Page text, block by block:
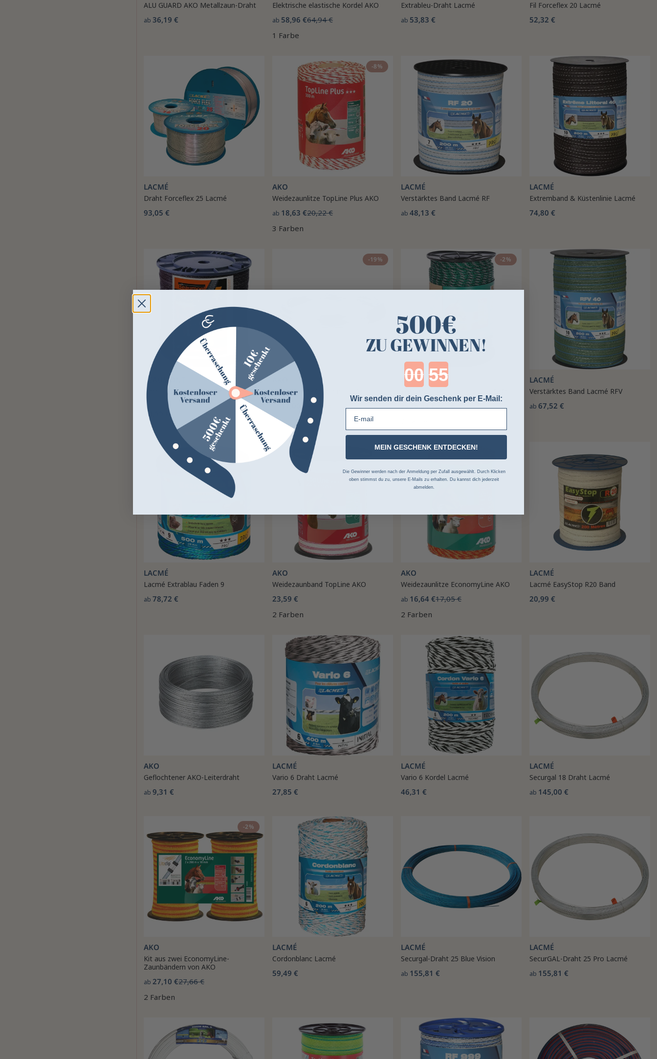
ALU GUARD AKO Metallzaun-Draht
ab 36,19 €
Elektrische elastische Kordel AKO
ab 58,96 €64,94 €
1 Farbe
Extrableu-Draht Lacmé
ab 53,83 €
Fil Forceflex 20 Lacmé
52,32 €
LACMÉ
Draht Forceflex 25 Lacmé
93,05 €
-8%
AKO
Weidezaunlitze TopLine Plus AKO
ab 18,63 €20,22 €
3 Farben
LACMÉ
Verstärktes Band Lacmé RF
ab 48,13 €
LACMÉ
Extremband & Küstenlinie Lacmé
74,80 €
BEAUMONT
Paddockband 40 mm Beaumont 200
m
34,99 €
-19%
Verzinkter AKO-Draht für Zaun
17,00 € 21,10 €
-2%
AKO
ab26,64 €27,16 €
LACMÉ
Verstärktes Band Lacmé RFV
ab 67,52 €
LACMÉ
Lacmé Extrablau Faden 9
ab 78,72 €
AKO
Weidezaunband TopLine AKO
23,59 €
2 Farben
AKO
Weidezaunlitze EconomyLine AKO
ab 16,64 €17,05 €
2 Farben
LACMÉ
Lacmé EasyStop R20 Band
20,99 €
AKO
Geflochtener AKO-Leiterdraht
ab 9,31 €
LACMÉ
Vario 6 Draht Lacmé
27,85 €
LACMÉ
Vario 6 Kordel Lacmé
46,31 €
LACMÉ
Securgal 18 Draht Lacmé
ab 145,00 €
-2%
AKO
Kit aus zwei EconomyLine-
Zaunbändern von AKO
ab 27,10 €27,66 €
2 Farben
LACMÉ
Cordonblanc Lacmé
59,49 €
LACMÉ
Securgal-Draht 25 Blue Vision
ab 155,81 €
LACMÉ
SecurGAL-Draht 25 Pro Lacmé
ab 155,81 €
500€
ZU GEWINNEN!
Countdown ends in:
Wir senden dir dein Geschenk per E-Mail:
MEIN GESCHENK ENTDECKEN!
Die Gewinner werden nach der Anmeldung per Zufall ausgewählt. Durch Klicken
oben stimmst du zu, unsere E-Mails zu erhalten. Du kannst dich jederzeit
abmelden.